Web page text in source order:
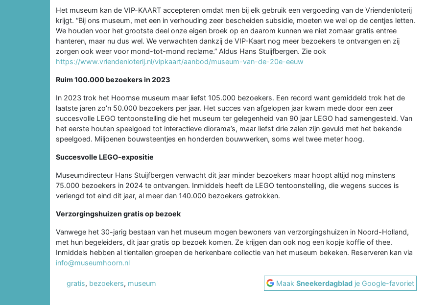
Het museum kan de VIP-KAART accepteren omdat men bij elk gebruik een vergoeding van de Vriendenloterij
krijgt. “Bij ons museum, met een in verhouding zeer bescheiden subsidie, moeten we wel op de centjes letten.
We houden voor het grootste deel onze eigen broek op en daarom kunnen we niet zomaar gratis entree
hanteren, maar nu dus wel. We verwachten dankzij de VIP-Kaart nog meer bezoekers te ontvangen en zij
zorgen ook weer voor mond-tot-mond reclame.” Aldus Hans Stuijfbergen. Zie ook
https://www.vriendenloterij.nl/vipkaart/aanbod/museum-van-de-20e-eeuw
Ruim 100.000 bezoekers in 2023
In 2023 trok het Hoornse museum maar liefst 105.000 bezoekers. Een record want gemiddeld trok het de
laatste jaren zo’n 50.000 bezoekers per jaar. Het succes van afgelopen jaar kwam mede door een zeer
succesvolle LEGO tentoonstelling die het museum ter gelegenheid van 90 jaar LEGO had samengesteld. Van
het eerste houten speelgoed tot interactieve diorama’s, maar liefst drie zalen zijn gevuld met het bekende
speelgoed. Miljoenen bouwsteentjes en honderden bouwwerken, soms wel twee meter hoog.
Succesvolle LEGO-expositie
Museumdirecteur Hans Stuijfbergen verwacht dit jaar minder bezoekers maar hoopt altijd nog minstens
75.000 bezoekers in 2024 te ontvangen. Inmiddels heeft de LEGO tentoonstelling, die wegens succes is
verlengd tot eind dit jaar, al meer dan 140.000 bezoekers getrokken.
Verzorgingshuizen gratis op bezoek
Vanwege het 30-jarig bestaan van het museum mogen bewoners van verzorgingshuizen in Noord-Holland,
met hun begeleiders, dit jaar gratis op bezoek komen. Ze krijgen dan ook nog een kopje koffie of thee.
Inmiddels hebben al tientallen groepen de herkenbare collectie van het museum bekeken. Reserveren kan via
info@museumhoorn.nl
gratis, bezoekers, museum MaakSneekerdagblad je Google-favoriet